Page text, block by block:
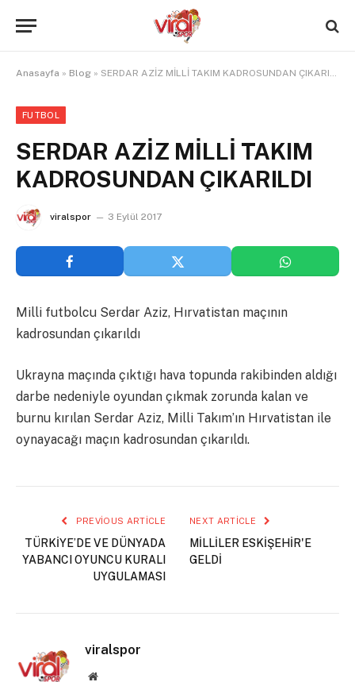
Anasayfa » Blog » SERDAR AZİZ MİLLİ TAKIM KADROSUNDAN ÇIKARILDI
FUTBOL
SERDAR AZİZ MİLLİ TAKIM
KADROSUNDAN ÇIKARILDI
viralspor 3 Eylül 2017
Milli futbolcu Serdar Aziz, Hırvatistan maçının
kadrosundan çıkarıldı
Ukrayna maçında çıktığı hava topunda rakibinden aldığı
darbe nedeniyle oyundan çıkmak zorunda kalan ve
burnu kırılan Serdar Aziz, Milli Takım’ın Hırvatistan ile
oynayacağı maçın kadrosundan çıkarıldı.
PREVIOUS ARTICLE
TÜRKİYE’DE VE DÜNYADA
YABANCI OYUNCU KURALI
UYGULAMASI
NEXT ARTICLE
MİLLİLER ESKİŞEHİR'E
GELDİ
viralspor
Website